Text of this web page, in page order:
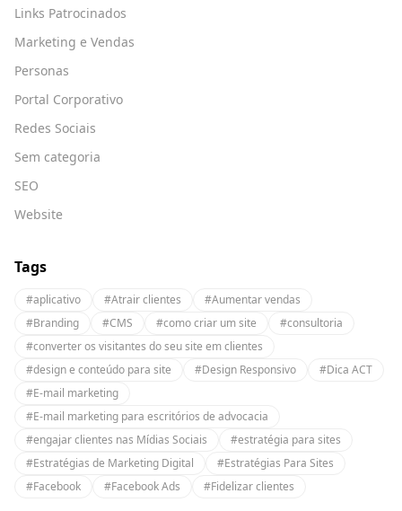
Links Patrocinados
Marketing e Vendas
Personas
Portal Corporativo
Redes Sociais
Sem categoria
SEO
Website
Tags
#aplicativo #Atrair clientes
#Aumentar vendas
#Branding
#CMS #como criar um site
#consultoria
#converter os visitantes do seu site em clientes
#design e conteúdo para site
#Design Responsivo
#Dica ACT
#E-mail marketing
#E-mail marketing para escritórios de advocacia
#engajar clientes nas Mídias Sociais
#estratégia para sites
#Estratégias de Marketing Digital
#Estratégias Para Sites
#Facebook
#Facebook Ads #Fidelizar clientes